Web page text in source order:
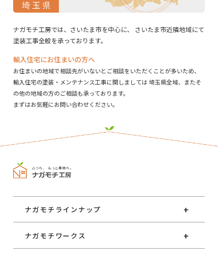
ナガモチ工房では、さいたま市を中心に、
さいたま市近隣地域にて
塗装工事全般を承っております。
輸入住宅にお住まいの方へ
お住まいの地域で相談先がいないとご相談をいただくことが多いため、
輸入住宅の塗装・メンテナンス工事に関しましては埼玉県全域、またそ
の他の地域の方のご相談も承っております。
まずはお気軽にお問い合わせください。
ナガモチラインナップ
ナガモチワークス